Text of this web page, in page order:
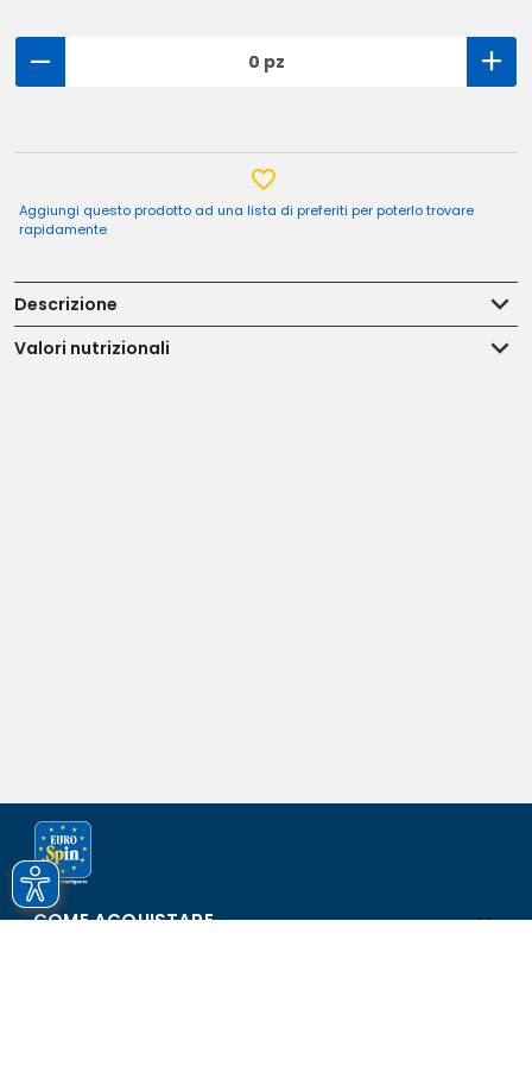
0 pz
Aggiungi questo prodotto ad una lista di preferiti per poterlo trovare
rapidamente
Descrizione
Valori nutrizionali
COME ACQUISTARE